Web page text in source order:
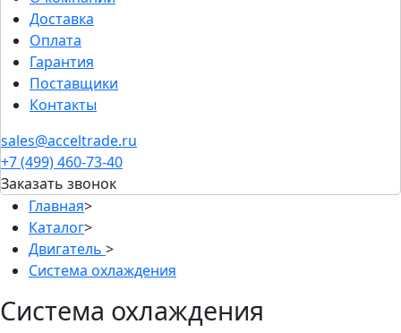
Доставка
Оплата
Гарантия
Поставщики
Контакты
sales@acceltrade.ru
+7 (499) 460-73-40
Заказать звонок
Главная>
Каталог>
Двигатель >
Система охлаждения
Система охлаждения